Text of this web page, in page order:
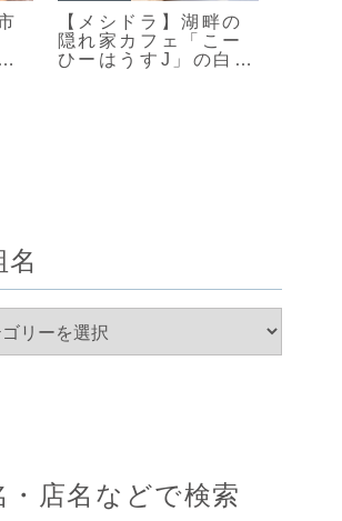
【メシドラ】湖畔の
隠れ家カフェ「こー
ひーはうすJ」の白玉
名
・店名などで検索